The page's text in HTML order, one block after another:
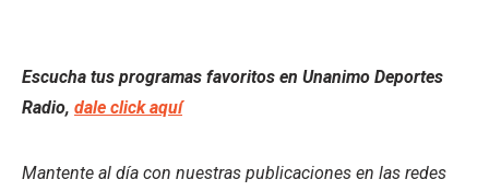
Escucha tus programas favoritos en Unanimo Deportes
Radio, dale click aquí
Mantente al día con nuestras publicaciones en las redes